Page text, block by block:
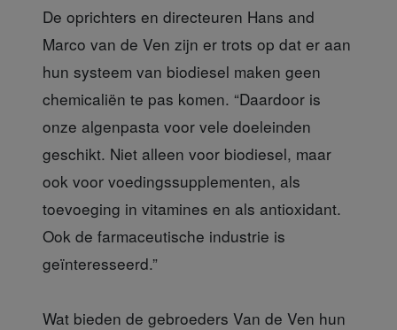
De oprichters en directeuren Hans and
Marco van de Ven zijn er trots op dat er aan
hun systeem van biodiesel maken geen
chemicaliën te pas komen. “Daardoor is
onze algenpasta voor vele doeleinden
geschikt. Niet alleen voor biodiesel, maar
ook voor voedingssupplementen, als
toevoeging in vitamines en als antioxidant.
Ook de farmaceutische industrie is
geïnteresseerd.”
Wat bieden de gebroeders Van de Ven hun